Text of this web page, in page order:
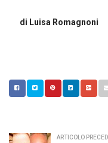
di Luisa Romagnoni
ARTICOLO